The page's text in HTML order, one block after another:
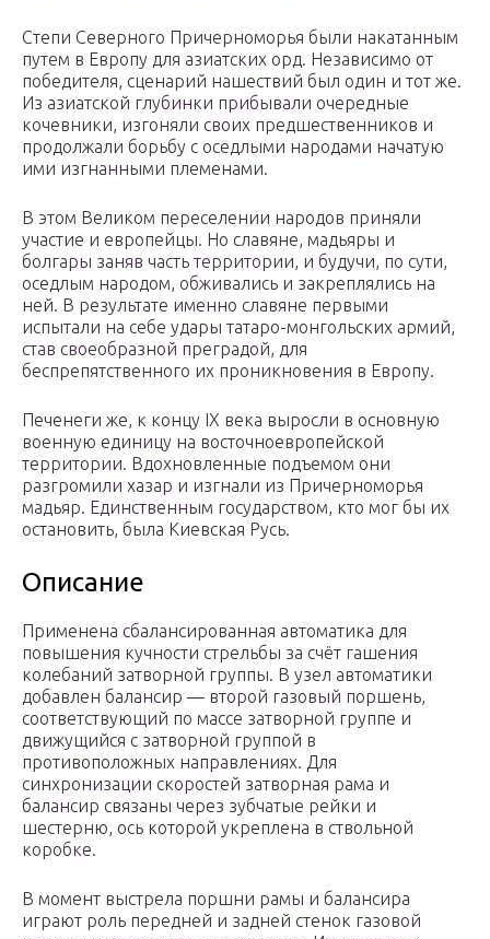
Степи Северного Причерноморья были накатанным
путем в Европу для азиатских орд. Независимо от
победителя, сценарий нашествий был один и тот же.
Из азиатской глубинки прибывали очередные
кочевники, изгоняли своих предшественников и
продолжали борьбу с оседлыми народами начатую
ими изгнанными племенами.
В этом Великом переселении народов приняли
участие и европейцы. Но славяне, мадьяры и
болгары заняв часть территории, и будучи, по сути,
оседлым народом, обживались и закреплялись на
ней. В результате именно славяне первыми
испытали на себе удары татаро-монгольских армий,
став своеобразной преградой, для
беспрепятственного их проникновения в Европу.
Печенеги же, к концу IX века выросли в основную
военную единицу на восточноевропейской
территории. Вдохновленные подъемом они
разгромили хазар и изгнали из Причерноморья
мадьяр. Единственным государством, кто мог бы их
остановить, была Киевская Русь.
Описание
Применена сбалансированная автоматика для
повышения кучности стрельбы за счёт гашения
колебаний затворной группы. В узел автоматики
добавлен балансир — второй газовый поршень,
соответствующий по массе затворной группе и
движущийся с затворной группой в
противоположных направлениях. Для
синхронизации скоростей затворная рама и
балансир связаны через зубчатые рейки и
шестерню, ось которой укреплена в ствольной
коробке.
В момент выстрела поршни рамы и балансира
играют роль передней и задней стенок газовой